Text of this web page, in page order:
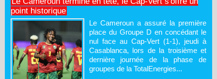
point historique
Le Cameroun a assuré la première
place du Groupe D en concédant le
nul face au Cap-Vert (1-1), jeudi à
Casablanca, lors de la troisième et
dernière journée de la phase de
groupes de la TotalEnergies...